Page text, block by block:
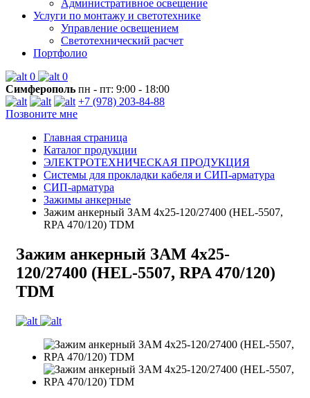
Административное освещение
Услуги по монтажу и светотехнике
Управление освещением
Светотехнический расчет
Портфолио
0
0
Симферополь пн - пт: 9:00 - 18:00
+7 (978) 203-84-88
Позвоните мне
Главная страница
Каталог продукции
ЭЛЕКТРОТЕХНИЧЕСКАЯ ПРОДУКЦИЯ
Системы для прокладки кабеля и СИП-арматура
СИП-арматура
Зажимы анкерные
Зажим анкерный ЗАM 4х25-120/27400 (HEL-5507,
RPA 470/120) TDM
Зажим анкерный ЗАM 4х25-
120/27400 (HEL-5507, RPA 470/120)
TDM